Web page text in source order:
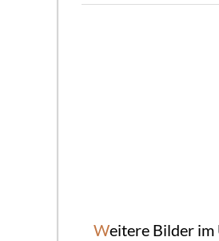
Weitere Bilder